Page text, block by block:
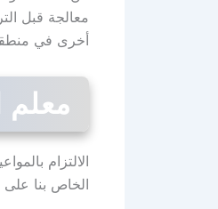
معالجة قبل
أخرى في
معلم
الالتزام
الخاص بنا على